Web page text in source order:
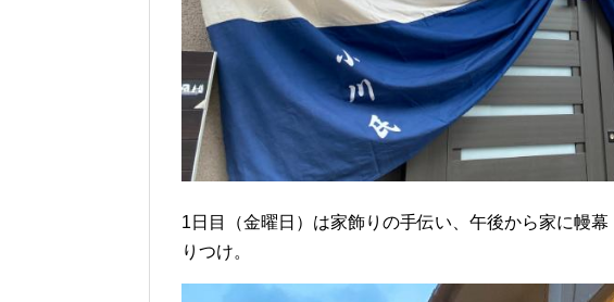
1日目（金曜日）は家飾りの手伝い、午後から家に幔
りつけ。